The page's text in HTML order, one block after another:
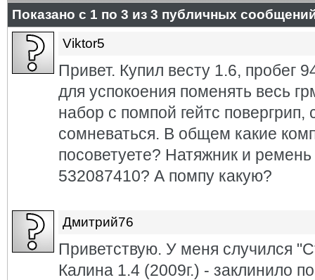
Показано с 1 по 3 из 3 публичных
Viktor5
Привет. Купил весту 1.6, пробег
для успокоения поменять весь
набор с помпой гейтс повергрип,
сомневаться. В общем какие
посоветуете? Натяжник и
532087410? А помпу какую?
Дмитрий76
Приветствую. У меня случился
Калина 1.4 (2009г.) - заклинило